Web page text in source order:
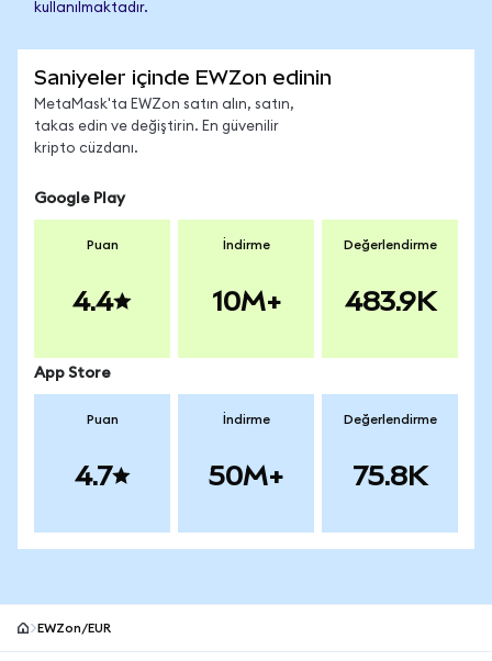
kullanılmaktadır.
Saniyeler içinde EWZon edinin
MetaMask'ta EWZon satın alın, satın,
takas edin ve değiştirin. En güvenilir
kripto cüzdanı.
Google Play
Puan
4.4
İndirme
10M+
Değerlendirme
483.9K
App Store
Puan
4.7
İndirme
50M+
Değerlendirme
75.8K
EWZon/EUR